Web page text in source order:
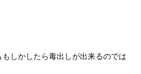
しかしたら毒出しが出来るのでは